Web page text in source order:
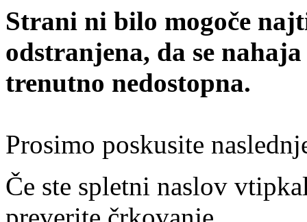
Strani ni bilo mogoče
odstranjena, da se
trenutno nedostopna.
Prosimo poskusite
Če ste spletni naslov